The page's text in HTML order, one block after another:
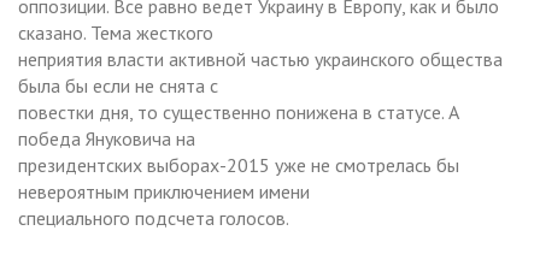
оппозиции. Все равно ведет Украину в Европу, как и было
сказано. Тема жесткого
неприятия власти активной частью украинского общества
была бы если не снята с
повестки дня, то существенно понижена в статусе. А
победа Януковича на
президентских выборах-2015 уже не смотрелась бы
невероятным приключением имени
специального подсчета голосов.